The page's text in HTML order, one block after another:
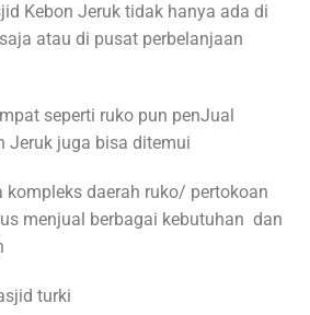
Kebon Jeruk tidak hanya ada di
atau di pusat perbelanjaan
seperti ruko pun penJual
Jeruk juga bisa ditemui
kompleks daerah ruko/ pertokoan
menjual berbagai kebutuhan dan
turki